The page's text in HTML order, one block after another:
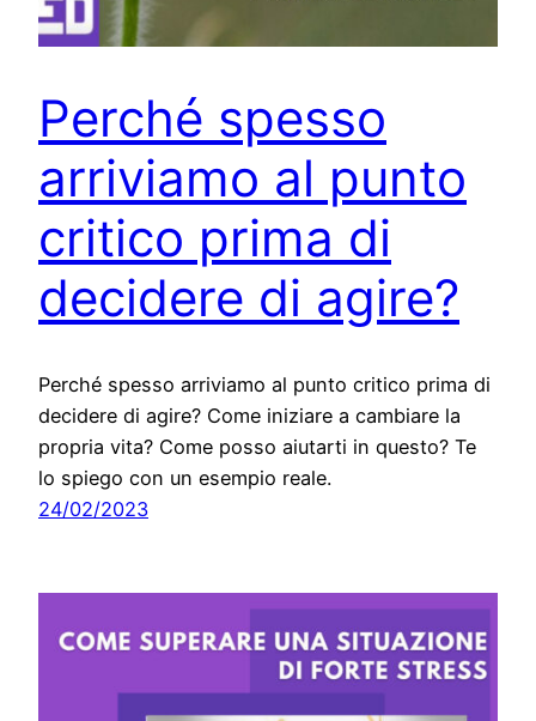
Perché spesso
arriviamo al punto
critico prima di
decidere di agire?
Perché spesso arriviamo al punto critico prima di
decidere di agire? Come iniziare a cambiare la
propria vita? Come posso aiutarti in questo? Te
lo spiego con un esempio reale.
24/02/2023